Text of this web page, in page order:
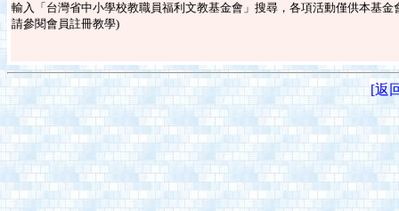
輸入「台灣省中小學校教職員福利文教基金會」搜尋，各項活動僅供本基
請參閱會員註冊教學)
[返